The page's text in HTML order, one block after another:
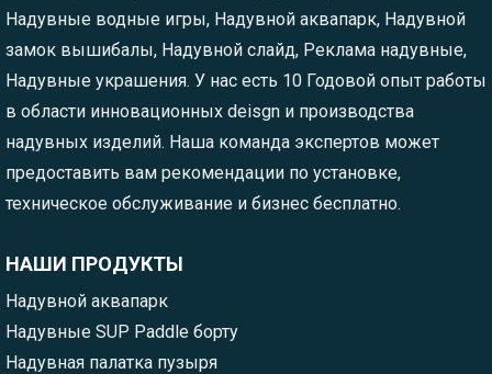
Надувные водные игры, Надувной аквапарк, Надувной
замок вышибалы, Надувной слайд, Реклама надувные,
Надувные украшения. У нас есть 10 Годовой опыт работы
в области инновационных deisgn и производства
надувных изделий. Наша команда экспертов может
предоставить вам рекомендации по установке,
техническое обслуживание и бизнес бесплатно.
НАШИ ПРОДУКТЫ
Надувной аквапарк
Надувные SUP Paddle борту
Надувная палатка пузыря